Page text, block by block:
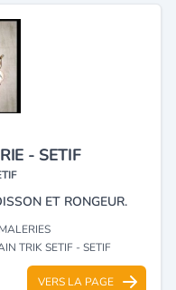
- SETIF
ET RONGEUR.
TRIK SETIF - SETIF
VERS LA PAGE